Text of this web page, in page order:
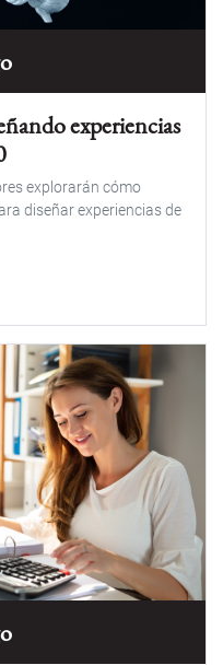
experiencias
explorarán cómo
diseñar experiencias de